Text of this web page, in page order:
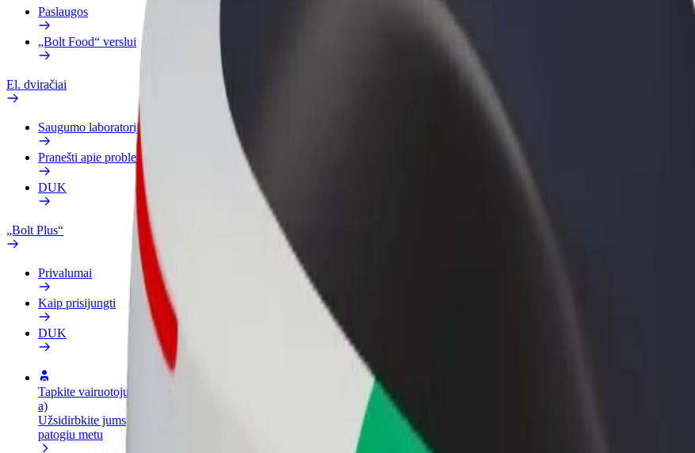
Paslaugos
„Bolt Food“ verslui
El. dviračiai
Saugumo laboratorija
Pranešti apie problemą
DUK
„Bolt Plus“
Privalumai
Kaip prisijungti
DUK
Tapkite vairuotoju (-
a)
Užsidirbkite jums
patogiu metu
Pridėti restoraną ar
parduotuvę
Pritraukite daugiau klientų ir
padidinkite pelną